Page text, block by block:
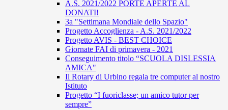
A.S. 2021/2022 PORTE APERTE AL
DONATI!
3a "Settimana Mondiale dello Spazio"
Progetto Accoglienza - A.S. 2021/2022
Progetto AVIS - BEST CHOICE
Giornate FAI di primavera - 2021
Conseguimento titolo “SCUOLA DISLESSIA
AMICA"
Il Rotary di Urbino regala tre computer al nostro
Istituto
Progetto “I fuoriclasse; un amico tutor per
sempre”